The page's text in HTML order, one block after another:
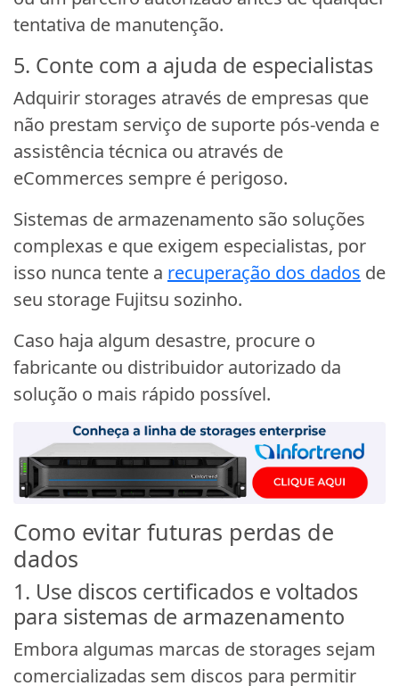
tentativa de manutenção.
5. Conte com a ajuda de especialistas
Adquirir storages através de empresas que
não prestam serviço de suporte pós-venda e
assistência técnica ou através de
eCommerces sempre é perigoso.
Sistemas de armazenamento são soluções
complexas e que exigem especialistas, por
isso nunca tente a recuperação dos dados de
seu storage Fujitsu sozinho.
Caso haja algum desastre, procure o
fabricante ou distribuidor autorizado da
solução o mais rápido possível.
Como evitar futuras perdas de
dados
1. Use discos certificados e voltados
para sistemas de armazenamento
Embora algumas marcas de storages sejam
comercializadas sem discos para permitir